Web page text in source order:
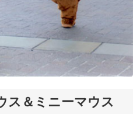
ス＆ミニーマウス